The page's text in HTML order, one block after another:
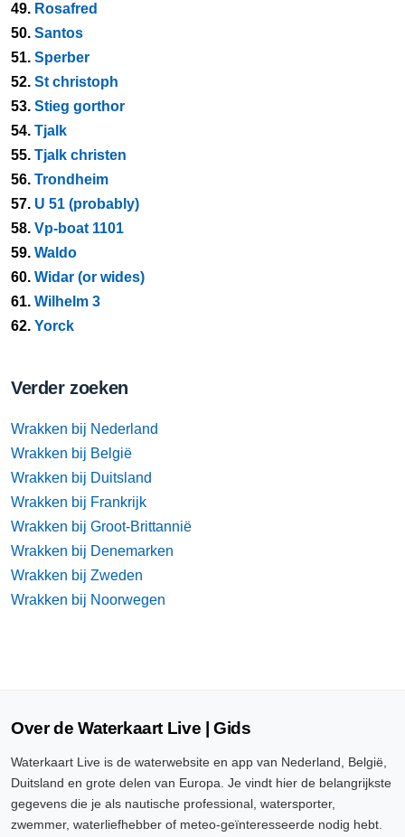
49. Rosafred
50. Santos
51. Sperber
52. St christoph
53. Stieg gorthor
54. Tjalk
55. Tjalk christen
56. Trondheim
57. U 51 (probably)
58. Vp-boat 1101
59. Waldo
60. Widar (or wides)
61. Wilhelm 3
62. Yorck
Verder zoeken
Wrakken bij Nederland
Wrakken bij België
Wrakken bij Duitsland
Wrakken bij Frankrijk
Wrakken bij Groot-Brittannië
Wrakken bij Denemarken
Wrakken bij Zweden
Wrakken bij Noorwegen
Over de Waterkaart Live | Gids
Waterkaart Live is de waterwebsite en app van Nederland, België,
Duitsland en grote delen van Europa. Je vindt hier de belangrijkste
gegevens die je als nautische professional, watersporter,
zwemmer, waterliefhebber of meteo-geïnteresseerde nodig hebt.